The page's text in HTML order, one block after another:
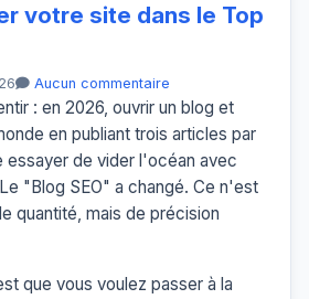
votre site dans le Top
Aucun commentaire
: en 2026, ouvrir un blog et
en publiant trois articles par
de vider l'océan avec
"Blog SEO" a changé. Ce n'est
quantité, mais de précision
que vous voulez passer à la